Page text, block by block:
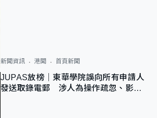
新聞資訊 港聞 首頁新聞
JUPAS放榜｜東華學院誤向所有申請人
發送取錄電郵 涉人為操作疏忽、影響